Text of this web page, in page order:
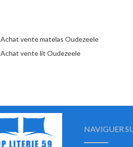
Achat vente matelas Oudezeele
Achat vente lit Oudezeele
NAVIGUER